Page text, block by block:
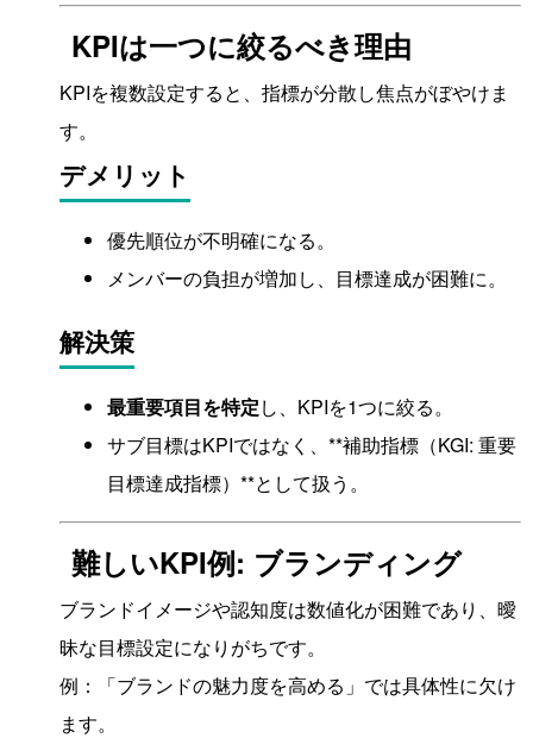
KPIは一つに絞るべき理由
KPIを複数設定すると、指標が分散し焦点がぼやけま
す。
デメリット
優先順位が不明確になる。
メンバーの負担が増加し、目標達成が困難に。
解決策
最重要項目を特定し、KPIを1つに絞る。
サブ目標はKPIではなく、**補助指標（KGI: 重要
目標達成指標）**として扱う。
難しいKPI例: ブランディング
ブランドイメージや認知度は数値化が困難であり、曖
昧な目標設定になりがちです。
例：「ブランドの魅力度を高める」では具体性に欠け
ます。